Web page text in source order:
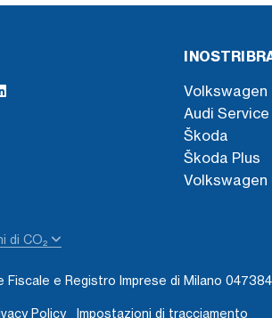
I NOSTRI
Volkswagen
Audi Service
Škoda
Škoda Plus
di CO₂
Fiscale e Registro Imprese di Milano
Policy Impostazioni di tracciamento